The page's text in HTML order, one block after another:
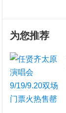
为您推荐